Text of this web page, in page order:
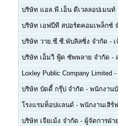
บริษัท แอล.พี.เอ็น ดีเวลลอปเมน
บริษัท เอฟบีที สปอร์ตคอมเพล็กซ์
บริษัท วาย.ซี.ซี.พับลิสซิ่ง จำกัด -
บริษัท เอ็มวี ฟู้ด ซัพพลาย จำกัด -
Loxley Public Company Limited -
บริษัท บัดดี้ กรุ๊ป จำกัด - พนักงาน
โรงแรมท็อปแลนด์ - พนักงานเสิร์
บริษัท เจียเม้ง จำกัด - ผู้จัดการฝ่า